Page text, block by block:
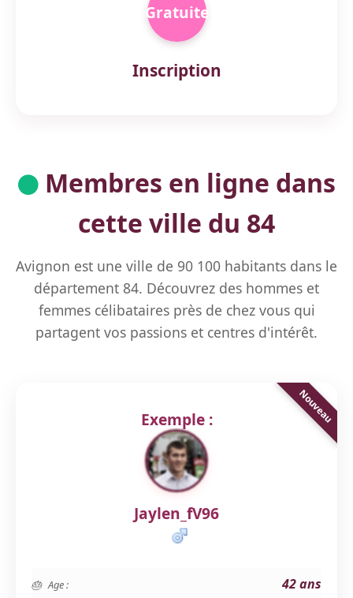
Gratuite
Inscription
Membres en ligne dans
cette ville du 84
Avignon est une ville de 90 100 habitants dans le
département 84. Découvrez des hommes et
femmes célibataires près de chez vous qui
partagent vos passions et centres d'intérêt.
Exemple :
Jaylen_fV96
Age : 42 ans